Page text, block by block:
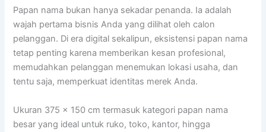
Papan nama bukan hanya sekadar penanda. Ia adalah
wajah pertama bisnis Anda yang dilihat oleh calon
pelanggan. Di era digital sekalipun, eksistensi papan nama
tetap penting karena memberikan kesan profesional,
memudahkan pelanggan menemukan lokasi usaha, dan
tentu saja, memperkuat identitas merek Anda.
Ukuran 375 x 150 cm termasuk kategori papan nama
besar yang ideal untuk ruko, toko, kantor, hingga